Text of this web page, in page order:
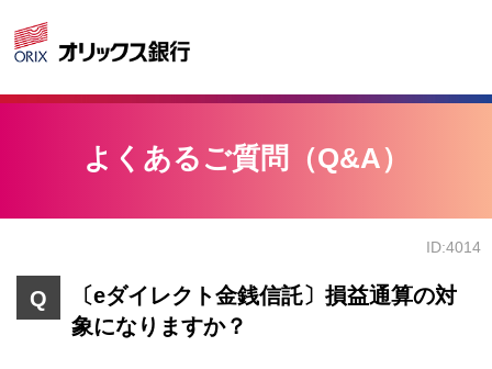
よくあるご質問（Q&A）
ID:4014
〔eダイレクト金銭信託〕損益通算の対
象になりますか？